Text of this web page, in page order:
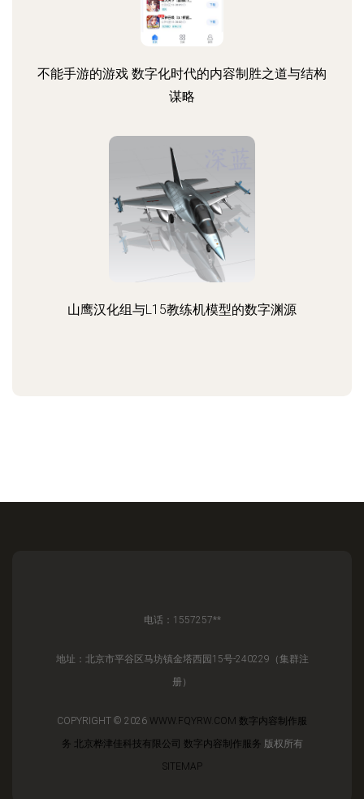
不能手游的游戏 数字化时代的内容制胜之道与结构
谋略
山鹰汉化组与L15教练机模型的数字渊源
电话：1557257**
地址：北京市平谷区马坊镇金塔西园15号-240229（集群注
册）
COPYRIGHT © 2026 WWW.FQYRW.COM 数字内容制作服
务 北京桦津佳科技有限公司 数字内容制作服务 版权所有
SITEMAP